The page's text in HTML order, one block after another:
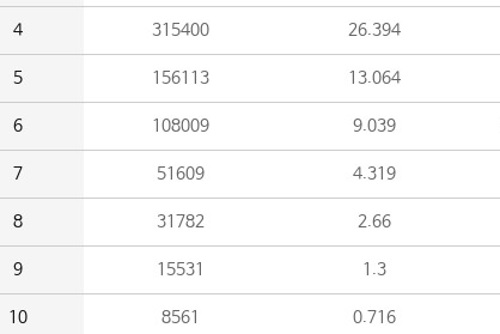
4 315400 26.394
5 156113 13.064
6 108009 9.039
7 51609 4.319
8 31782 2.66
9 15531 1.3
10 8561 0.716